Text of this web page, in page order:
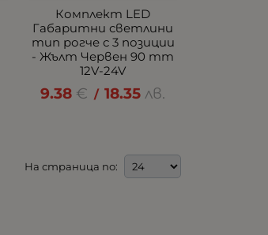
Комплект LED
Габаритни светлини
тип рогче с 3 позиции
- Жълт Червен 90 mm
12V-24V
9.38 € / 18.35 лв.
На страница по: